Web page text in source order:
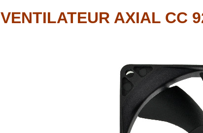
VENTILATEUR AXIAL CC